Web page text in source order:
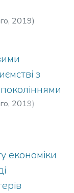
, 2019)
з
поколіннями
, 2019)
економіки